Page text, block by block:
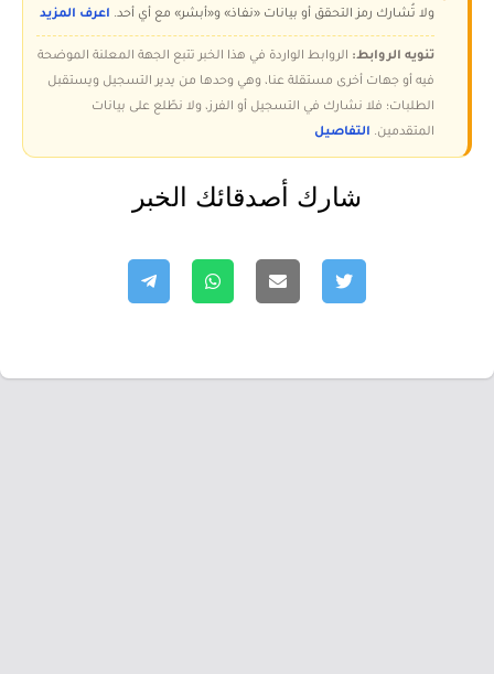
ولا تُشارك رمز التحقق أو بيانات «نفاذ» و«أبشر» مع أي أحد. اعرف المزيد
تنويه الروابط: الروابط الواردة في هذا الخبر تتبع الجهة المعلنة الموضحة
فيه أو جهات أخرى مستقلة عنا، وهي وحدها من يدير التسجيل ويستقبل
الطلبات؛ فلا نشارك في التسجيل أو الفرز، ولا نطّلع على بيانات
المتقدمين. التفاصيل
شارك أصدقائك الخبر